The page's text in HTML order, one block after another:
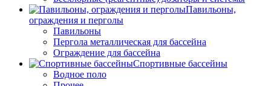
Павильоны,
ограждения и перголы
Павильоны
Пергола металлическая для бассейна
Ограждение для бассейна
Спортивные бассейны
Водное поло